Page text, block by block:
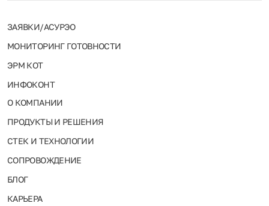
ЗАЯВКИ/АСУРЭО
МОНИТОРИНГ ГОТОВНОСТИ
ЭРМ КОТ
ИНФОКОНТ
О КОМПАНИИ
ПРОДУКТЫ И РЕШЕНИЯ
СТЕК И ТЕХНОЛОГИИ
СОПРОВОЖДЕНИЕ
БЛОГ
КАРЬЕРА